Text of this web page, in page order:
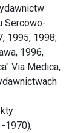
Sercowo-
1995, 1998;
1996,
Via Medica,
1970),